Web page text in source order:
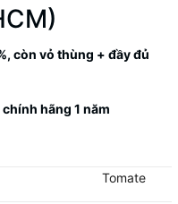
còn vỏ thùng + đầy đủ
hãng 1 năm
Tomate